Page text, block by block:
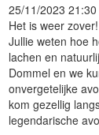
25/11/2023 21:30
Het is weer
Jullie weten hoe
lachen en
Dommel en we
onvergetelijke
kom gezellig
legendarische